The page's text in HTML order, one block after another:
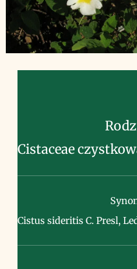
Cistaceae
Cistus sideritis C. Presl,